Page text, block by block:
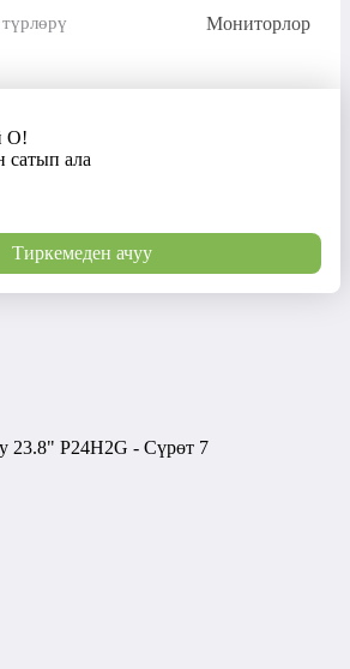
Мониторлор
О!
сатып ала
Тиркемеден ачуу